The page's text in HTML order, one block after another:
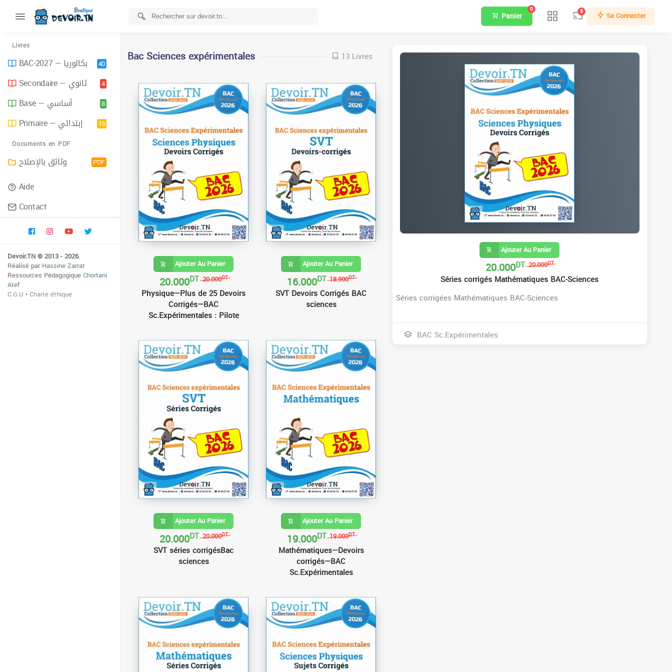
Livres
BAC-2027 — بكالوريا 40
Secondaire — ثانوي 4
Base — أساسي 8
Primaire — إبتدائي 19
Documents en PDF
وثائق بالإصلاح PDF
Aide
Contact
Devoir.TN © 2013 - 2026.
Réalisé parHassine Zarrat
Ressources PédagogiqueChortani
Atef
C.G.U •Charte éthique
Panier
0 5 Se Connecter
Bac Sciences expérimentales 13 Livres
Ajouter Au Panier
20.000DT
20.000DT
Physique—Plus de 25 Devoirs
Corrigés—BAC
Sc.Expérimentales : Pilote
Ajouter Au Panier
18.900DT
16.000DT
SVT Devoirs Corrigés BAC
sciences
Ajouter Au Panier
20.000DT
20.000DT
SVT séries corrigésBac
sciences
Ajouter Au Panier
19.000DT
19.000DT
Mathématiques—Devoirs
corrigés—BAC
Sc.Expérimentales
Ajouter Au Panier
20.000DT
20.000DT
Séries corrigés Mathématiques BAC-Sciences
Séries corrigées Mathématiques BAC-Sciences
BAC Sc.Expérimentales